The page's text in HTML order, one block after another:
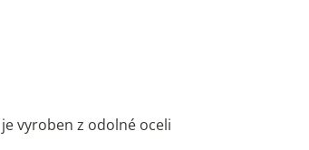
vyroben z odolné oceli